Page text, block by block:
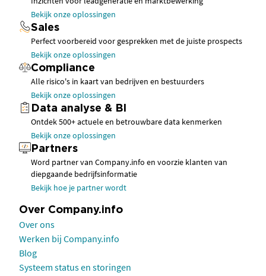
Bekijk onze oplossingen
Sales
Perfect voorbereid voor gesprekken met de juiste prospects
Bekijk onze oplossingen
Compliance
Alle risico's in kaart van bedrijven en bestuurders
Bekijk onze oplossingen
Data analyse & BI
Ontdek 500+ actuele en betrouwbare data kenmerken
Bekijk onze oplossingen
Partners
Word partner van Company.info en voorzie klanten van
diepgaande bedrijfsinformatie
Bekijk hoe je partner wordt
Over Company.info
Over ons
Werken bij Company.info
Blog
Systeem status en storingen